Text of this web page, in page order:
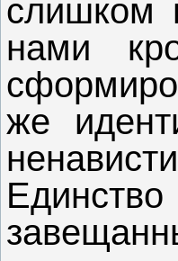
слишком
нами
же